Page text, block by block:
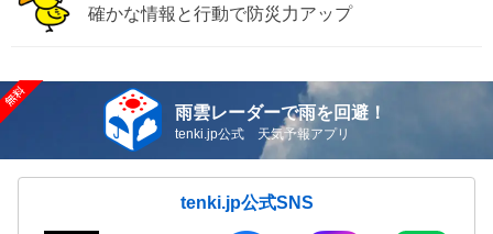
確かな情報と行動で防災力アップ
雨雲レーダーで雨を回避！
tenki.jp公式 天気予報アプリ
tenki.jp公式SNS